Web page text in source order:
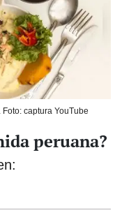
captura YouTube
peruana?